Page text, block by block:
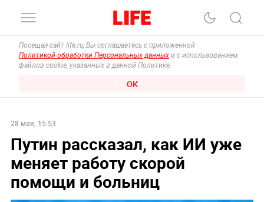
Посещая сайт life.ru, Вы соглашаетесь с приложенной
Политикой обработки Персональных данных и с использованием
файлов cookie, указанных в данной Политике.
ОК
28 мая, 15:53
Путин рассказал, как ИИ уже
меняет работу скорой
помощи и больниц